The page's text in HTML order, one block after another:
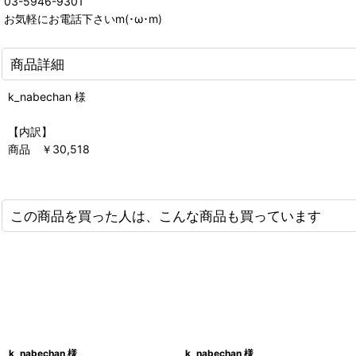
お気軽にお電話下さいm(･ω･m)
商品詳細
k_nabechan 様
【内訳】
商品 ￥30,518
この商品を買った人は、こんな商品も買っています
k_nabechan 様
k_nabechan 様